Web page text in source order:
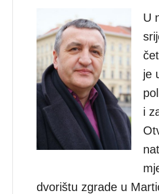
U
je
i
dvorištu zgrade u